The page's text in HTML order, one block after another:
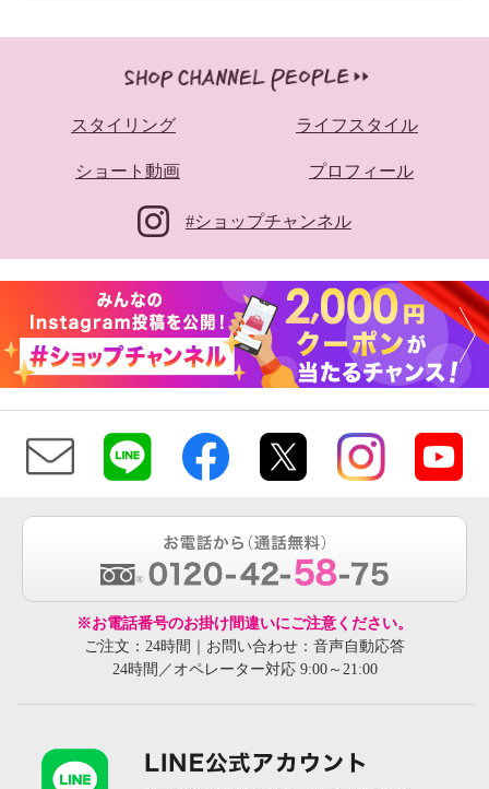
スタイリング ライフスタイル
ショート動画 プロフィール
#ショップチャンネル
※お電話番号のお掛け間違いにご注意ください。
ご注文：24時間｜お問い合わせ：音声自動応答
24時間／オペレーター対応 9:00～21:00